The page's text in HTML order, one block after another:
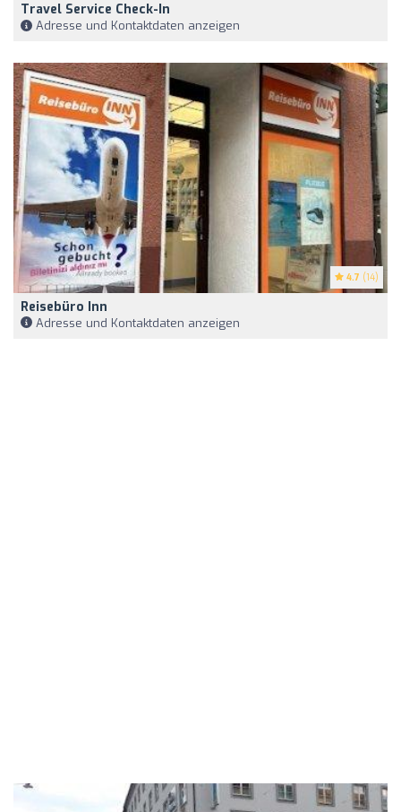
Travel Service Check-In
Adresse und Kontaktdaten anzeigen
4.7 (14)
Reisebüro Inn
Adresse und Kontaktdaten anzeigen